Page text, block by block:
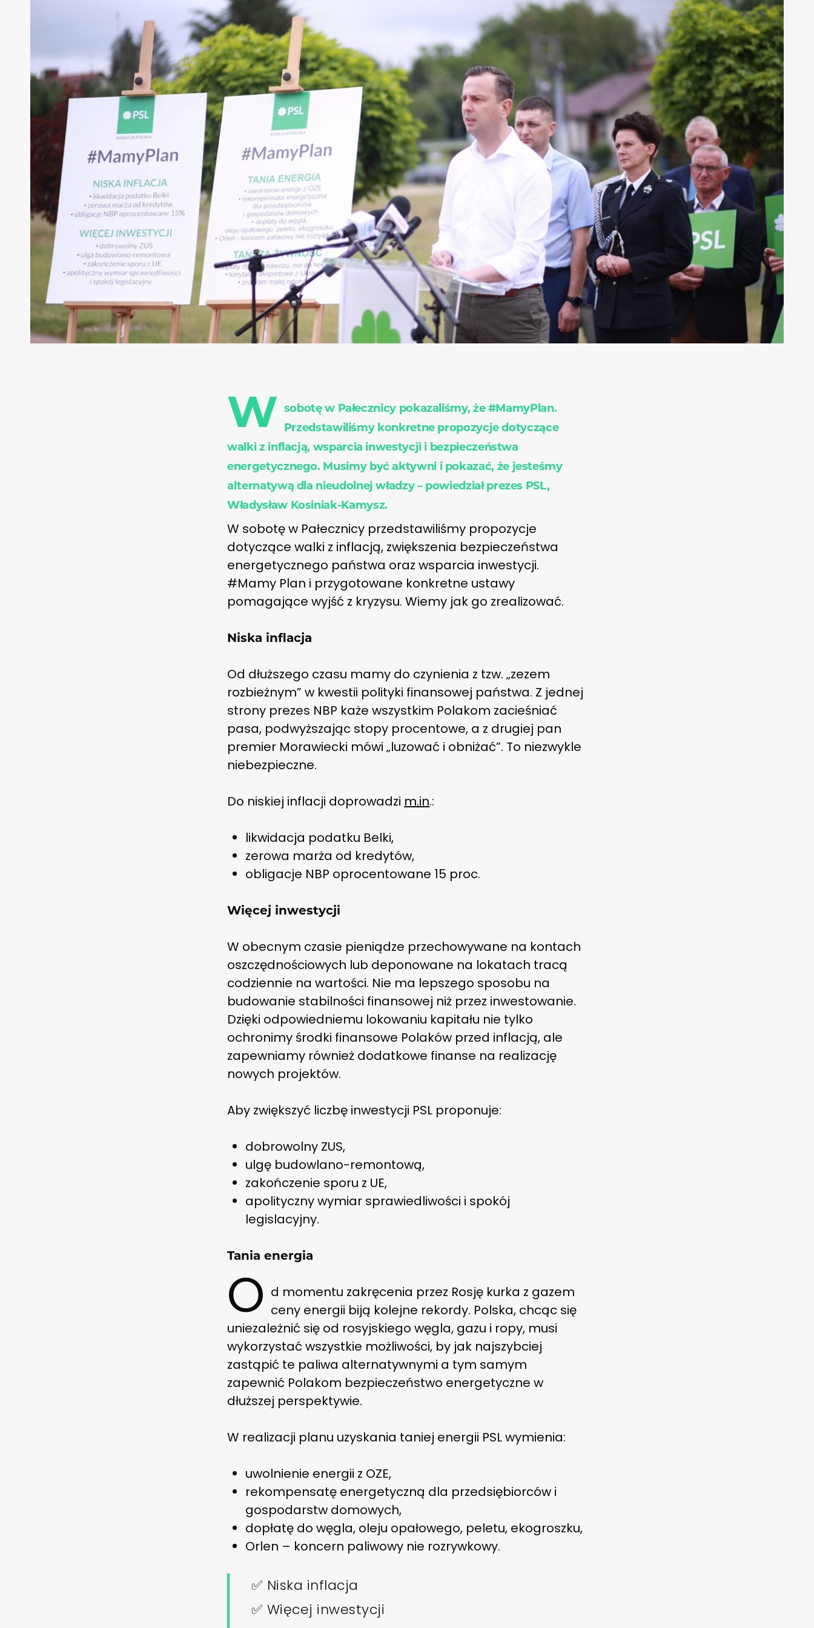
W sobotę w Pałecznicy pokazaliśmy, że#MamyPlan.
Przedstawiliśmy konkretne propozycje dotyczące
walki z inflacją, wsparcia inwestycji i bezpieczeństwa
energetycznego. Musimy być aktywni i pokazać, że jesteśmy
alternatywą dla nieudolnej władzy – powiedział prezes PSL,
Władysław Kosiniak-Kamysz.
W sobotę w Pałecznicy przedstawiliśmy propozycje
dotyczące walki z inflacją, zwiększenia bezpieczeństwa
energetycznego państwa oraz wsparcia inwestycji.
#Mamy Plan i przygotowane konkretne ustawy
pomagające wyjść z kryzysu. Wiemy jak go zrealizować.
Niska inflacja
Od dłuższego czasu mamy do czynienia z tzw. „zezem
rozbieżnym” w kwestii polityki finansowej państwa. Z jednej
strony prezes NBP każe wszystkim Polakom zacieśniać
pasa, podwyższając stopy procentowe, a z drugiej pan
premier Morawiecki mówi „luzować i obniżać”. To niezwykle
niebezpieczne.
Do niskiej inflacji doprowadzi m.in.:
likwidacja podatku Belki,
zerowa marża od kredytów,
obligacje NBP oprocentowane 15 proc.
Więcej inwestycji
W obecnym czasie pieniądze przechowywane na kontach
oszczędnościowych lub deponowane na lokatach tracą
codziennie na wartości. Nie ma lepszego sposobu na
budowanie stabilności finansowej niż przez inwestowanie.
Dzięki odpowiedniemu lokowaniu kapitału nie tylko
ochronimy środki finansowe Polaków przed inflacją, ale
zapewniamy również dodatkowe finanse na realizację
nowych projektów.
Aby zwiększyć liczbę inwestycji PSL proponuje:
dobrowolny ZUS,
ulgę budowlano-remontową,
zakończenie sporu z UE,
apolityczny wymiar sprawiedliwości i spokój
legislacyjny.
Tania energia
O d momentu zakręcenia przez Rosję kurka z gazem
ceny energii biją kolejne rekordy. Polska, chcąc się
uniezależnić się od rosyjskiego węgla, gazu i ropy, musi
wykorzystać wszystkie możliwości, by jak najszybciej
zastąpić te paliwa alternatywnymi a tym samym
zapewnić Polakom bezpieczeństwo energetyczne w
dłuższej perspektywie.
W realizacji planu uzyskania taniej energii PSL wymienia:
uwolnienie energii z OZE,
rekompensatę energetyczną dla przedsiębiorców i
gospodarstw domowych,
dopłatę do węgla, oleju opałowego, peletu, ekogroszku,
Orlen – koncern paliwowy nie rozrywkowy.
✅ Niska inflacja
✅ Więcej inwestycji